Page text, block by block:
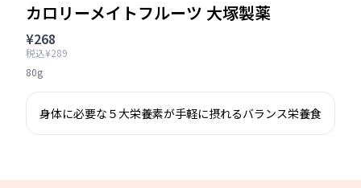
カロリーメイトフルーツ 大塚製薬
¥268
税込¥289
80g
身体に必要な５大栄養素が手軽に摂れるバランス栄養食